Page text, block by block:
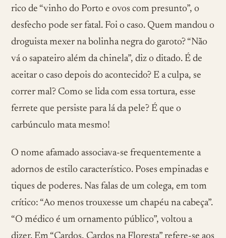
rico de “vinho do Porto e ovos com presunto”, o
desfecho pode ser fatal. Foi o caso. Quem mandou o
droguista mexer na bolinha negra do garoto? “Não
vá o sapateiro além da chinela”, diz o ditado. É de
aceitar o caso depois do acontecido? E a culpa, se
correr mal? Como se lida com essa tortura, esse
ferrete que persiste para lá da pele? É que o
carbúnculo mata mesmo!
O nome afamado associava-se frequentemente a
adornos de estilo característico. Poses empinadas e
tiques de poderes. Nas falas de um colega, em tom
crítico: “Ao menos trouxesse um chapéu na cabeça”.
“O médico é um ornamento público”, voltou a